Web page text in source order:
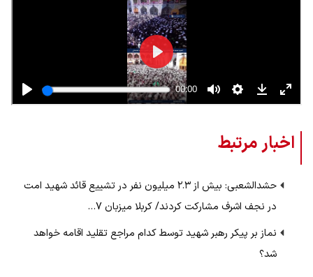
اخبار مرتبط
حشدالشعبی: بیش از ۲.۳ میلیون نفر در تشییع قائد شهید امت
در نجف اشرف مشارکت کردند/ کربلا میزبان 7…
نماز بر پیکر رهبر شهید توسط کدام مراجع تقلید اقامه خواهد
شد؟